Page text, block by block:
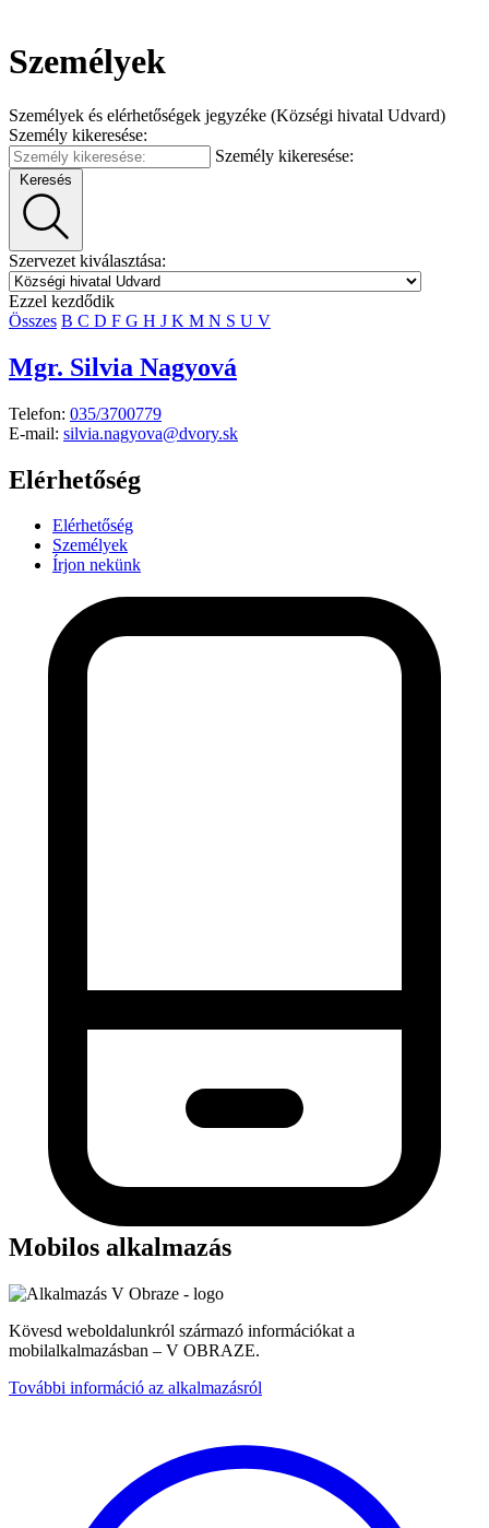
Személyek
Személyek és elérhetőségek jegyzéke (Községi hivatal Udvard)
Személy kikeresése:
Személy kikeresése:
Keresés
Szervezet kiválasztása:
Ezzel kezdődik
Összes B C D F G H J K M N S U V
Mgr. Silvia Nagyová
Telefon: 035/3700779
E-mail: silvia.nagyova@dvory.sk
Elérhetőség
Elérhetőség
Személyek
Írjon nekünk
Mobilos alkalmazás
Kövesd weboldalunkról származó információkat a
mobilalkalmazásban – V OBRAZE.
További információ az alkalmazásról